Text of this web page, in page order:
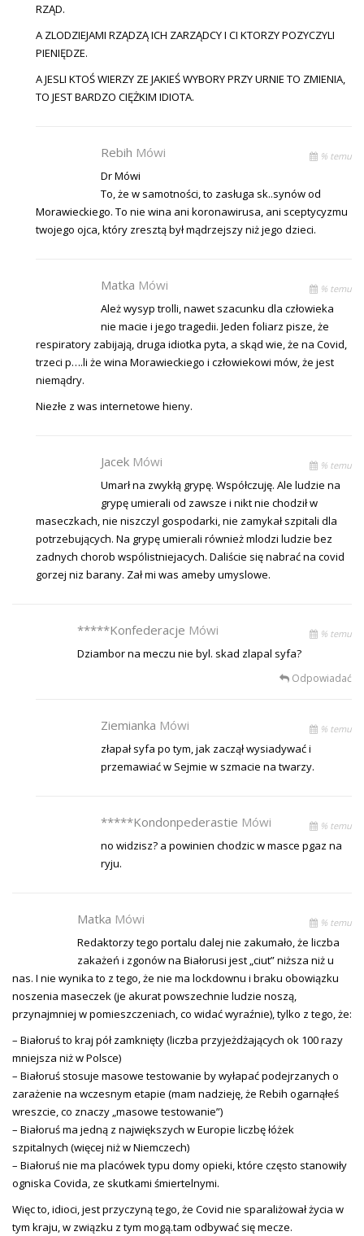
RZĄD.
A ZLODZIEJAMI RZĄDZĄ ICH ZARZĄDCY I CI KTORZY POZYCZYLI
PIENIĘDZE.
A JESLI KTOŚ WIERZY ZE JAKIEŚ WYBORY PRZY URNIE TO ZMIENIA,
TO JEST BARDZO CIĘŻKIM IDIOTA.
Rebih Mówi % temu
Dr Mówi
To, że w samotności, to zasługa sk..synów od
Morawieckiego. To nie wina ani koronawirusa, ani sceptycyzmu
twojego ojca, który zresztą był mądrzejszy niż jego dzieci.
Matka Mówi % temu
Ależ wysyp trolli, nawet szacunku dla człowieka
nie macie i jego tragedii. Jeden foliarz pisze, że
respiratory zabijają, druga idiotka pyta, a skąd wie, że na Covid,
trzeci p….li że wina Morawieckiego i człowiekowi mów, że jest
niemądry.
Niezłe z was internetowe hieny.
Jacek Mówi % temu
Umarł na zwykłą grypę. Współczuję. Ale ludzie na
grypę umierali od zawsze i nikt nie chodził w
maseczkach, nie niszczyl gospodarki, nie zamykał szpitali dla
potrzebujących. Na grypę umierali również mlodzi ludzie bez
zadnych chorob wspólistniejacych. Daliście się nabrać na covid
gorzej niz barany. Zał mi was ameby umyslowe.
*****konfederacje Mówi % temu
Dziambor na meczu nie byl. skad zlapal syfa?
Odpowiadać
Ziemianka Mówi % temu
złapał syfa po tym, jak zaczął wysiadywać i
przemawiać w Sejmie w szmacie na twarzy.
*****kondonpederastie Mówi % temu
no widzisz? a powinien chodzic w masce pgaz na
ryju.
Matka Mówi % temu
Redaktorzy tego portalu dalej nie zakumało, że liczba
zakażeń i zgonów na Białorusi jest „ciut” niższa niż u
nas. I nie wynika to z tego, że nie ma lockdownu i braku obowiązku
noszenia maseczek (je akurat powszechnie ludzie noszą,
przynajmniej w pomieszczeniach, co widać wyraźnie), tylko z tego, że:
– Białoruś to kraj pół zamknięty (liczba przyjeżdżających ok 100 razy
mniejsza niż w Polsce)
– Białoruś stosuje masowe testowanie by wyłapać podejrzanych o
zarażenie na wczesnym etapie (mam nadzieję, że Rebih ogarnąłeś
wreszcie, co znaczy „masowe testowanie”)
– Białoruś ma jedną z największych w Europie liczbę łóżek
szpitalnych (więcej niż w Niemczech)
– Białoruś nie ma placówek typu domy opieki, które często stanowiły
ogniska Covida, ze skutkami śmiertelnymi.
Więc to, idioci, jest przyczyną tego, że Covid nie sparaliżował życia w
tym kraju, w związku z tym mogą.tam odbywać się mecze.